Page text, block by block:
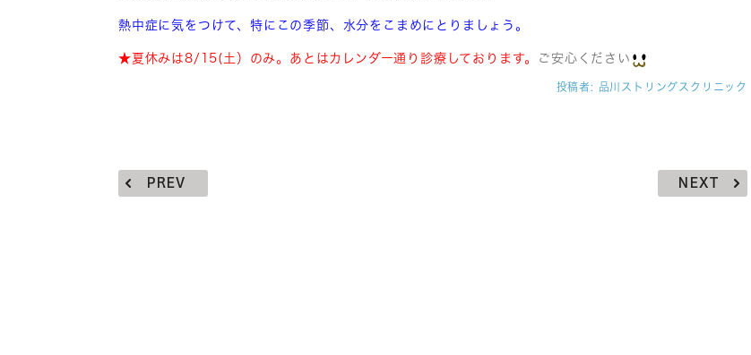
熱中症に気をつけて、特にこの季節、水分をこまめにとりましょう。
★夏休みは8/15(土）のみ。あとはカレンダー通り診療しております。 ご安心ください
投稿者: 品川ストリングスクリニック
PREV NEXT